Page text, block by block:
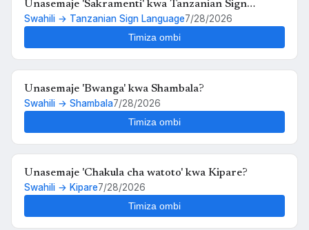
Unasemaje 'Sakramenti' kwa Tanzanian Sign
Language?
Swahili → Tanzanian Sign Language7/28/2026
Timiza ombi
Unasemaje 'Bwanga' kwa Shambala?
Swahili → Shambala7/28/2026
Timiza ombi
Unasemaje 'Chakula cha watoto' kwa Kipare?
Swahili → Kipare7/28/2026
Timiza ombi